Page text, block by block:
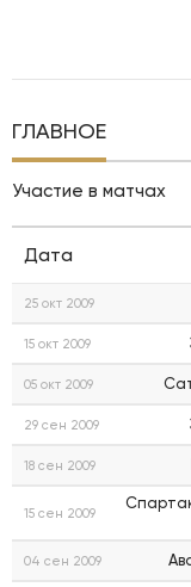
ГЛАВНОЕ
Участие в матчах
Дата
25 окт 2009
15 окт 2009
05 окт 2009
29 сен 2009
18 сен 2009
15 сен 2009
04 сен 2009